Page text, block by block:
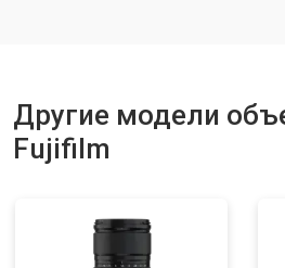
Другие модели
Fujifilm